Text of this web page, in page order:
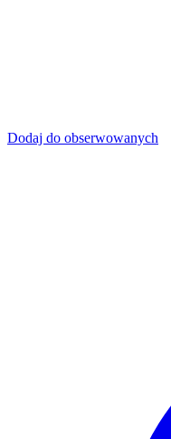
Dodaj do obserwowanych